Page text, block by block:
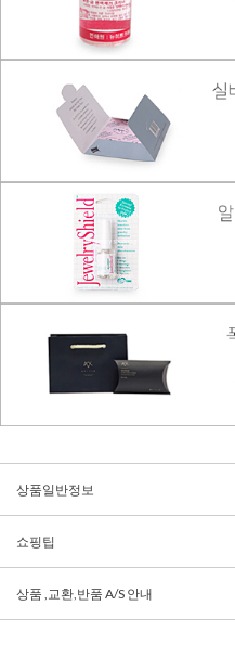
상품일반정보
쇼핑팁
상품 ,교환,반품 A/S 안내